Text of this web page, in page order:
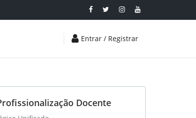
Entrar / Registrar
Docente